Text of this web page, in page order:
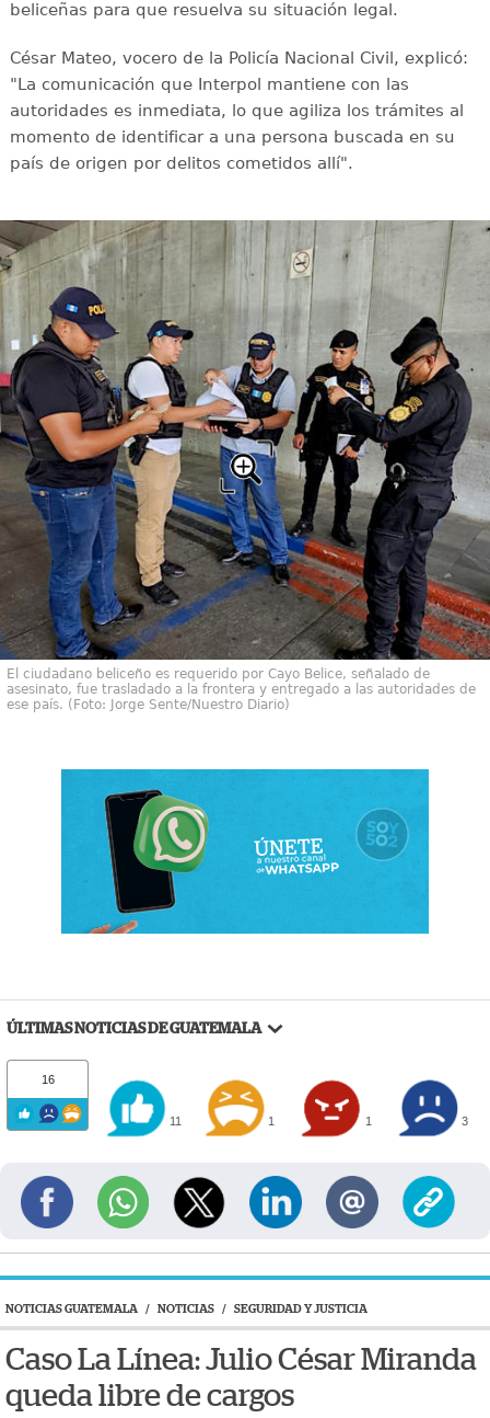
beliceñas para que resuelva su situación legal.
César Mateo, vocero de la Policía Nacional Civil, explicó:
"La comunicación que Interpol mantiene con las
autoridades es inmediata, lo que agiliza los trámites al
momento de identificar a una persona buscada en su
país de origen por delitos cometidos allí".
El ciudadano beliceño es requerido por Cayo Belice, señalado de
asesinato, fue trasladado a la frontera y entregado a las autoridades de
ese país. (Foto: Jorge Sente/Nuestro Diario)
ÚLTIMAS NOTICIAS DE GUATEMALA
16
11 1 1 3
NOTICIAS GUATEMALA / NOTICIAS / SEGURIDAD Y JUSTICIA
Caso La Línea: Julio César Miranda
queda libre de cargos